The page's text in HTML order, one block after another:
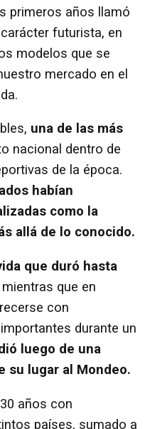
primeros años llamó
futurista, en
modelos que se
mercado en el
una de las más
nacional dentro de
de la época.
habían
como la
allá de lo conocido.
que duró hasta
mientras que en
con
durante un
luego de una
su lugar al Mondeo.
años con
países, sumado a